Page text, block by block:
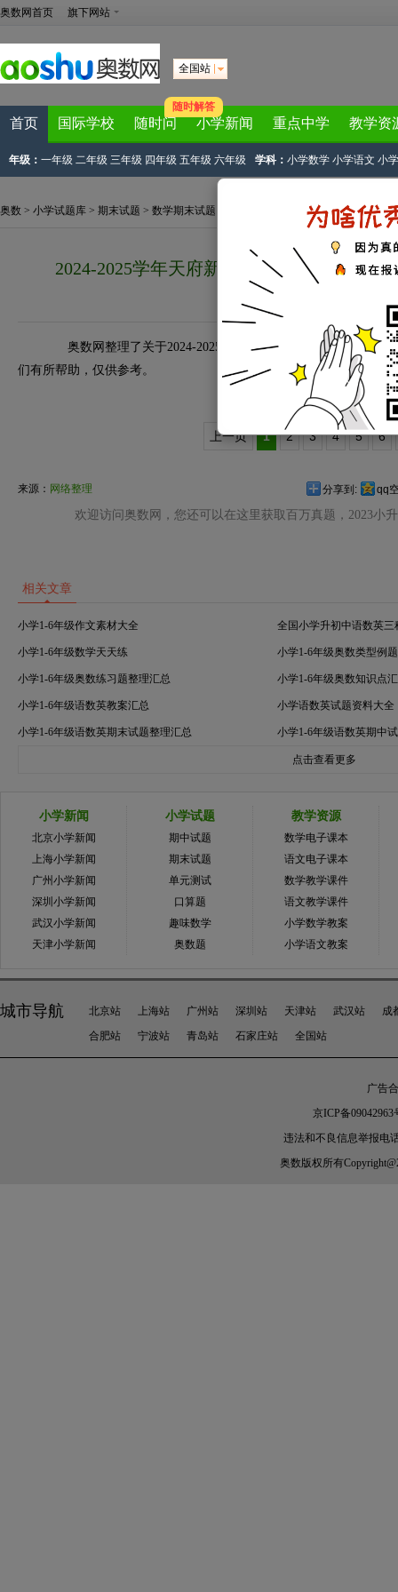
奥数网首页 旗下网站
全国站
首页 国际学校 随时问
随时解答
小学新闻 重点中学 教学资
年级： 一年级 二年级 三年级 四年级 五年级 六年级 学科： 小学数学 小学语文 小
奥数 > 小学试题库 > 期末试题 > 数学期末试题 三年级数学期末上册> 正文
2024-2025学年天府新区小学三年级上册期
奥数网整理了关于2024-2025学年天府新区小学三年级上册期
们有所帮助，仅供参考。
上一页 1 2 3 4 5 6
来源： 网络整理 分享到: qq
欢迎访问奥数网，您还可以在这里获取百万真题，2023小
相关文章
小学1-6年级作文素材大全 全国小学升初中语数英三
小学1-6年级数学天天练 小学1-6年级奥数类型例
小学1-6年级奥数练习题整理汇总 小学1-6年级奥数知识点
小学1-6年级语数英教案汇总 小学语数英试题资料大全
小学1-6年级语数英期末试题整理汇总 小学1-6年级语数英期中
点击查看更多
小学新闻
北京小学新闻
上海小学新闻
广州小学新闻
深圳小学新闻
武汉小学新闻
天津小学新闻
小学试题
期中试题
期末试题
单元测试
口算题
趣味数学
奥数题
教学资源
数学电子课本
语文电子课本
数学教学课件
语文教学课件
小学数学教案
小学语文教案
城市导航 北京站 上海站 广州站 深圳站 天津站 武汉站
成
合肥站
宁波站 青岛站 石家庄站 全国站
广告
京ICP备09042963
违法和不良信息举报电
奥数 版权所有